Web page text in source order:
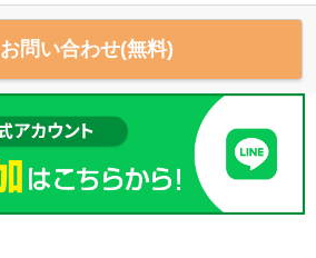
お問い合わせ(無料)